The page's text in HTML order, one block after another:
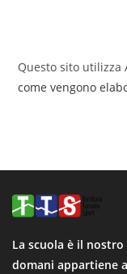
Questo sito
come vengono
La scuola è il
domani appartiene